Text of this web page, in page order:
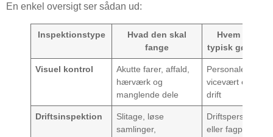
En enkel oversigt ser sådan ud:
Inspektionstype
Hvad den skal
fange
Hvem der
typisk gør det
Visuel kontrol
Akutte farer, affald,
hærværk og
manglende dele
Personale,
vicevært eller
drift
Driftsinspektion
Slitage, løse
samlinger,
Driftspersonale
eller fagperson